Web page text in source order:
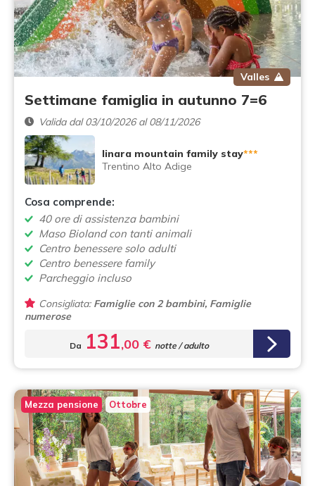
Valles
Settimane famiglia in autunno 7=6
Valida dal 03/10/2026 al 08/11/2026
linara mountain family stay***
Trentino Alto Adige
Cosa comprende:
40 ore di assistenza bambini
Maso Bioland con tanti animali
Centro benessere solo adulti
Centro benessere family
Parcheggio incluso
Consigliata:Famiglie con 2 bambini, Famiglie
numerose
Da 131,00 € notte / adulto
Mezza pensione Ottobre